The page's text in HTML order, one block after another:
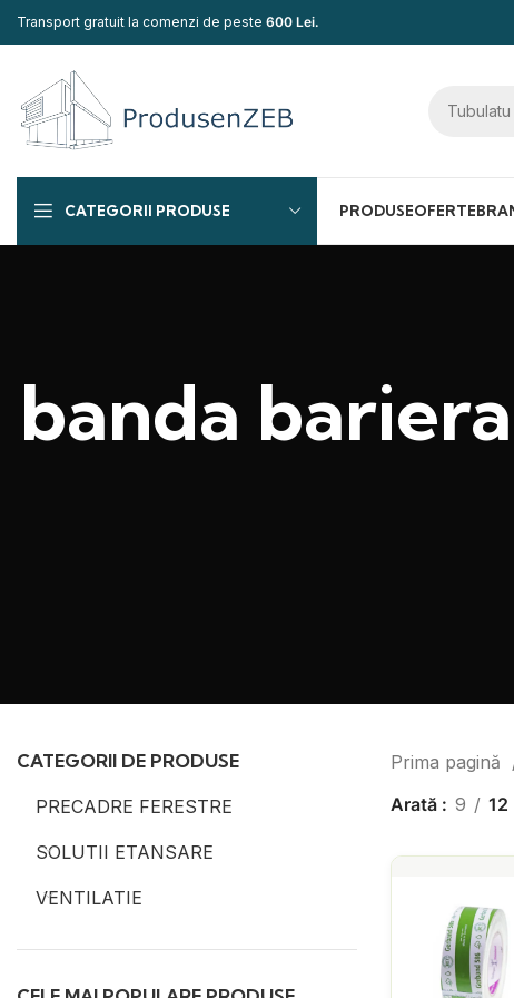
Transport gratuit la comenzi de peste 600 Lei.
CATEGORII PRODUSE PRODUSEOFERTE
banda
CATEGORII DE PRODUSE
PRECADRE FERESTRE
SOLUTII ETANSARE
VENTILATIE
Prima pagină
Arată
9 12